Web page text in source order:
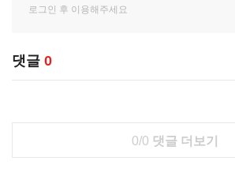
댓글 0
0/0 댓글 더보기